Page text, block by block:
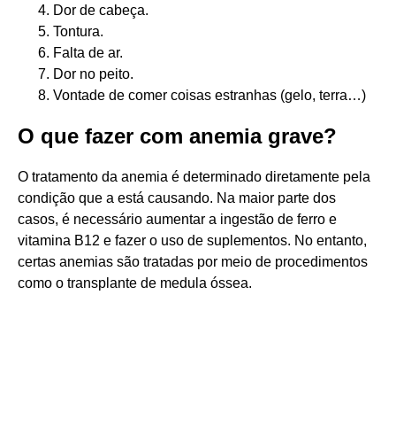
Dor de cabeça.
Tontura.
Falta de ar.
Dor no peito.
Vontade de comer coisas estranhas (gelo, terra…)
O que fazer com anemia grave?
O tratamento da anemia é determinado diretamente pela
condição que a está causando. Na maior parte dos
casos, é necessário aumentar a ingestão de ferro e
vitamina B12 e fazer o uso de suplementos. No entanto,
certas anemias são tratadas por meio de procedimentos
como o transplante de medula óssea.